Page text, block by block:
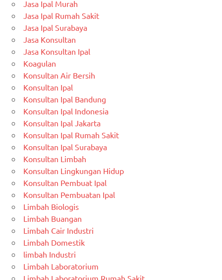
Jasa Ipal Murah
Jasa Ipal Rumah Sakit
Jasa Ipal Surabaya
Jasa Konsultan
Jasa Konsultan Ipal
Koagulan
Konsultan Air Bersih
Konsultan Ipal
Konsultan Ipal Bandung
Konsultan Ipal Indonesia
Konsultan Ipal Jakarta
Konsultan Ipal Rumah Sakit
Konsultan Ipal Surabaya
Konsultan Limbah
Konsultan Lingkungan Hidup
Konsultan Pembuat Ipal
Konsultan Pembuatan Ipal
Limbah Biologis
Limbah Buangan
Limbah Cair Industri
Limbah Domestik
limbah Industri
Limbah Laboratorium